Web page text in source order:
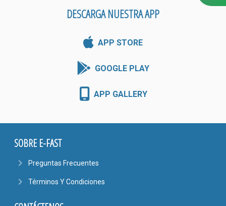
DESCARGA NUESTRA APP
APP STORE
GOOGLE PLAY
APP GALLERY
SOBRE E-FAST
navigate_next Preguntas Frecuentes
navigate_next Términos Y Condiciones